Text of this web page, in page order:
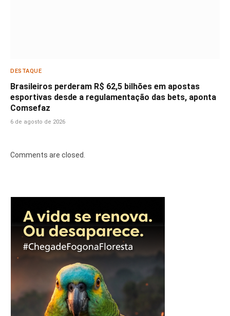
DESTAQUE
Brasileiros perderam R$ 62,5 bilhões em apostas
esportivas desde a regulamentação das bets, aponta
Comsefaz
6 de agosto de 2026
Comments are closed.